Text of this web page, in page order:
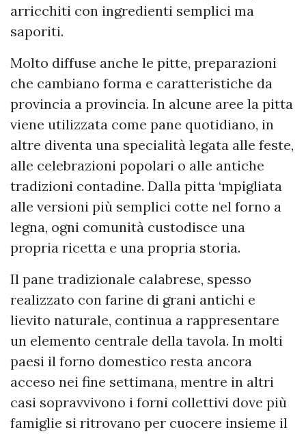
arricchiti con ingredienti semplici ma
saporiti.
Molto diffuse anche le pitte, preparazioni
che cambiano forma e caratteristiche da
provincia a provincia. In alcune aree la pitta
viene utilizzata come pane quotidiano, in
altre diventa una specialità legata alle feste,
alle celebrazioni popolari o alle antiche
tradizioni contadine. Dalla pitta ‘mpigliata
alle versioni più semplici cotte nel forno a
legna, ogni comunità custodisce una
propria ricetta e una propria storia.
Il pane tradizionale calabrese, spesso
realizzato con farine di grani antichi e
lievito naturale, continua a rappresentare
un elemento centrale della tavola. In molti
paesi il forno domestico resta ancora
acceso nei fine settimana, mentre in altri
casi sopravvivono i forni collettivi dove più
famiglie si ritrovano per cuocere insieme il